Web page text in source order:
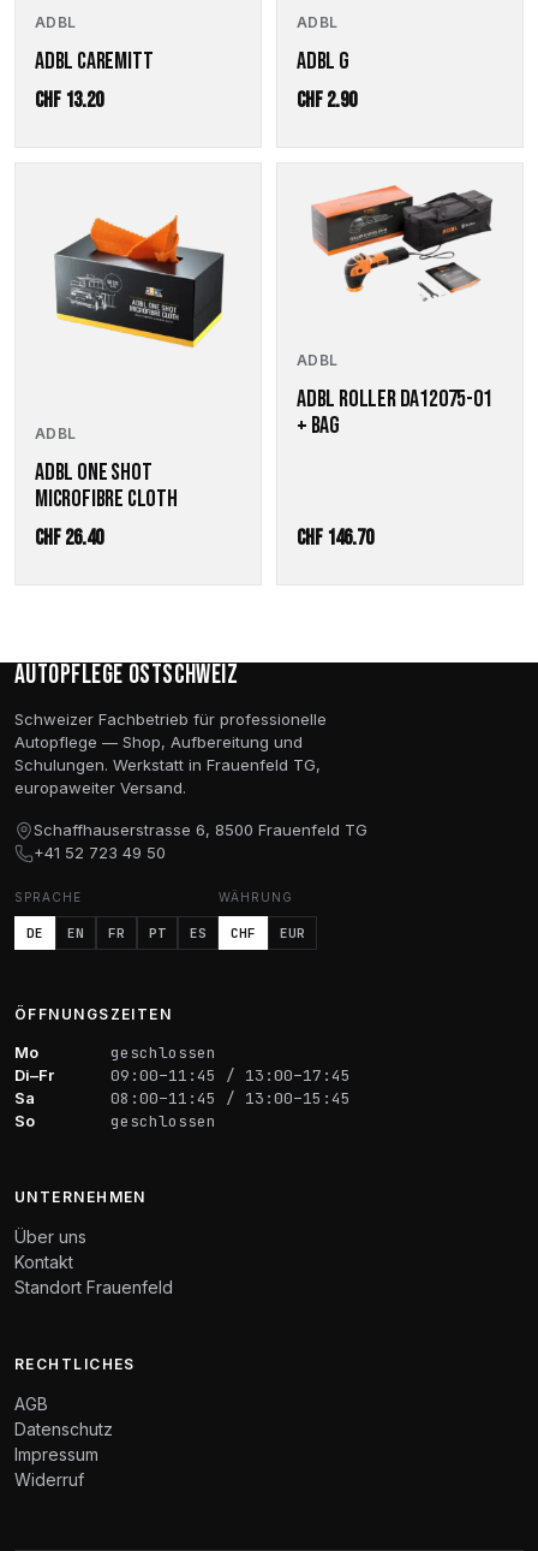
ADBL
ADBL CAREMITT
CHF 13.20
ADBL
ADBL G
CHF2.90
ADBL
ADBL ONE SHOT
MICROFIBRE CLOTH
CHF26.40
ADBL
ADBL ROLLER DA12075-01
+ BAG
CHF 146.70
Autopflege Ostschweiz
Schweizer Fachbetrieb für professionelle
Autopflege — Shop, Aufbereitung und
Schulungen. Werkstatt in Frauenfeld TG,
europaweiter Versand.
Schaffhauserstrasse 6, 8500 Frauenfeld TG
+41 52 723 49 50
SPRACHE
DE EN FR PT ES
WÄHRUNG
CHF EUR
ÖFFNUNGSZEITEN
Mo geschlossen
Di–Fr 09:00–11:45 / 13:00–17:45
Sa 08:00–11:45 / 13:00–15:45
So geschlossen
UNTERNEHMEN
Über uns
Kontakt
Standort Frauenfeld
RECHTLICHES
AGB
Datenschutz
Impressum
Widerruf